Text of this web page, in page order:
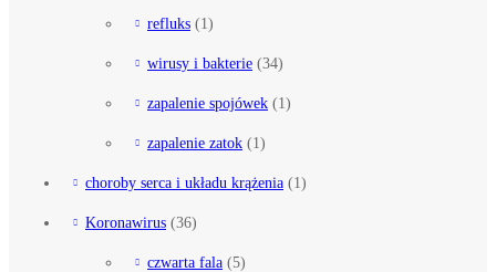
refluks (1)
wirusy i bakterie (34)
zapalenie spojówek (1)
zapalenie zatok (1)
choroby serca i układu krążenia (1)
Koronawirus (36)
czwarta fala (5)